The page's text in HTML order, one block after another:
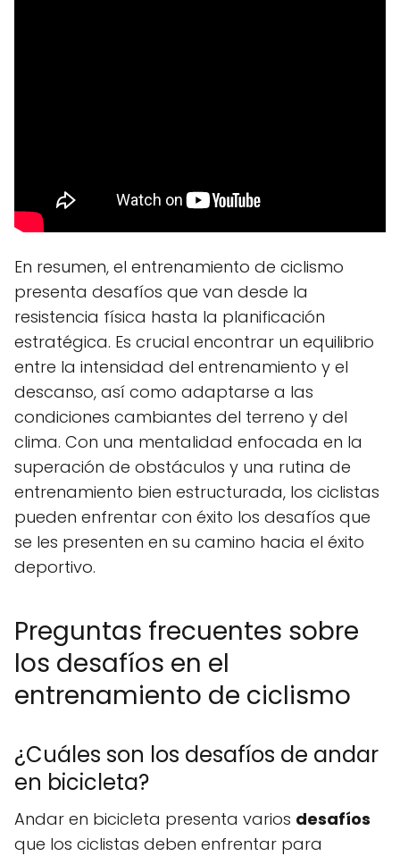
En resumen, el entrenamiento de ciclismo
presenta desafíos que van desde la
resistencia física hasta la planificación
estratégica. Es crucial encontrar un equilibrio
entre la intensidad del entrenamiento y el
descanso, así como adaptarse a las
condiciones cambiantes del terreno y del
clima. Con una mentalidad enfocada en la
superación de obstáculos y una rutina de
entrenamiento bien estructurada, los ciclistas
pueden enfrentar con éxito los desafíos que
se les presenten en su camino hacia el éxito
deportivo.
Preguntas frecuentes sobre
los desafíos en el
entrenamiento de ciclismo
¿Cuáles son los desafíos de andar
en bicicleta?
Andar en bicicleta presenta varios desafíos
que los ciclistas deben enfrentar para